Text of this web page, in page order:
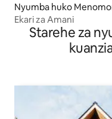
Nyumba huko
Ekari za Amani
Starehe za